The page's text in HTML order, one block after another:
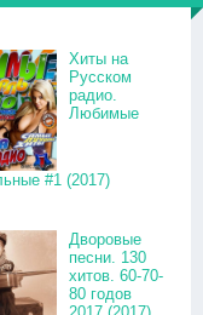
Хиты на
Русском
радио.
Любимые
#1 (2017)
Дворовые
песни. 130
хитов. 60-70-
80 годов